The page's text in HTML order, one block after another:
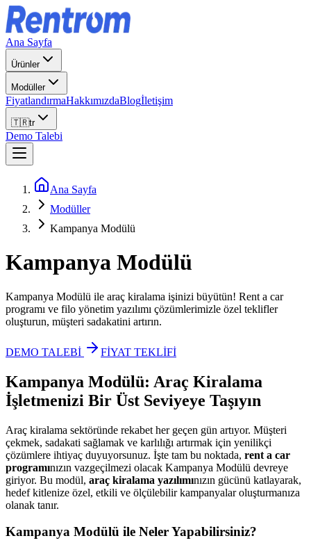
Ana Sayfa
Ürünler
Modüller
FiyatlandırmaHakkımızdaBlogİletişim
🇹🇷tr
Demo Talebi
Ana Sayfa
Modüller
Kampanya Modülü
Kampanya Modülü
Kampanya Modülü ile araç kiralama işinizi büyütün! Rent a car
programı ve filo yönetim yazılımı çözümlerimizle özel teklifler
oluşturun, müşteri sadakatini artırın.
DEMO TALEBİ FİYAT TEKLİFİ
Kampanya Modülü: Araç Kiralama
İşletmenizi Bir Üst Seviyeye Taşıyın
Araç kiralama sektöründe rekabet her geçen gün artıyor. Müşteri
çekmek, sadakati sağlamak ve karlılığı artırmak için yenilikçi
çözümlere ihtiyaç duyuyorsunuz. İşte tam bu noktada, rent a car
programınızın vazgeçilmezi olacak Kampanya Modülü devreye
giriyor. Bu modül, araç kiralama yazılımınızın gücünü katlayarak,
hedef kitlenize özel, etkili ve ölçülebilir kampanyalar oluşturmanıza
olanak tanır.
Kampanya Modülü ile Neler Yapabilirsiniz?